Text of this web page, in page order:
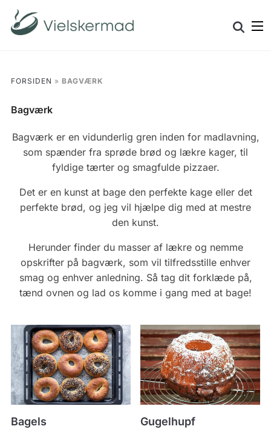
Skip
content
Search
for:
FORSIDEN » BAGVÆRK
Bagværk
Bagværk er en vidunderlig gren inden for madlavning,
som spænder fra sprøde brød og lækre kager, til
fyldige tærter og smagfulde pizzaer.
Det er en kunst at bage den perfekte kage eller det
perfekte brød, og jeg vil hjælpe dig med at mestre
den kunst.
Herunder finder du masser af lækre og nemme
opskrifter på bagværk, som vil tilfredsstille enhver
smag og enhver anledning. Så tag dit forklæde på,
tænd ovnen og lad os komme i gang med at bage!
Bagels Gugelhupf